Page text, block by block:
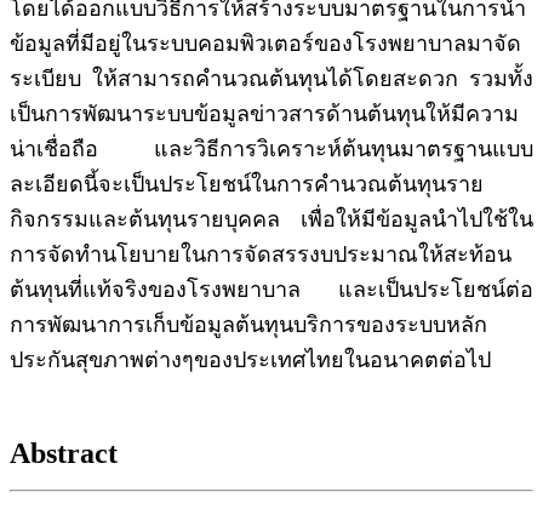
โดยได้ออกแบบวิธีการให้สร้างระบบมาตรฐานในการนำ
ข้อมูลที่มีอยู่ในระบบคอมพิวเตอร์ของโรงพยาบาลมาจัด
ระเบียบ ให้สามารถคำนวณต้นทุนได้โดยสะดวก รวมทั้ง
เป็นการพัฒนาระบบข้อมูลข่าวสารด้านต้นทุนให้มีความ
น่าเชื่อถือ และวิธีการวิเคราะห์ต้นทุนมาตรฐานแบบ
ละเอียดนี้จะเป็นประโยชน์ในการคำนวณต้นทุนราย
กิจกรรมและต้นทุนรายบุคคล เพื่อให้มีข้อมูลนำไปใช้ใน
การจัดทำนโยบายในการจัดสรรงบประมาณให้สะท้อน
ต้นทุนที่แท้จริงของโรงพยาบาล และเป็นประโยชน์ต่อ
การพัฒนาการเก็บข้อมูลต้นทุนบริการของระบบหลัก
ประกันสุขภาพต่างๆของประเทศไทยในอนาคตต่อไป
Abstract